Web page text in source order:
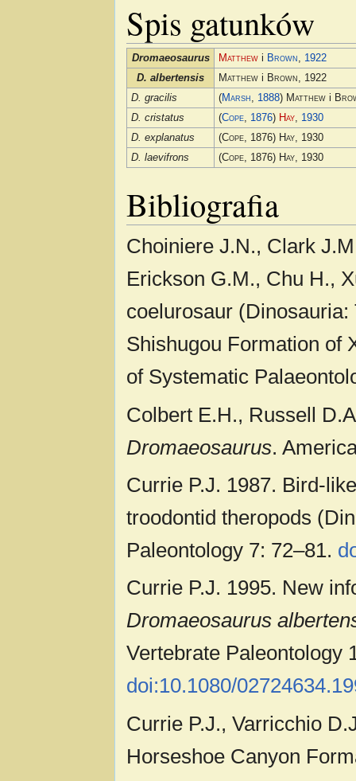
Spis gatunków
Dromaeosaurus Matthew i Brown, 1922
D. albertensis
Matthew i Brown, 1922
D. gracilis
(Marsh, 1888) Matthew i
D. cristatus
(Cope, 1876) Hay, 1930
D. explanatus
(Cope, 1876) Hay, 1930
D. laevifrons
(Cope, 1876) Hay, 1930
Bibliografia
Choiniere J.N., Clark
Erickson G.M., Chu H.,
coelurosaur
Shishugou Formation of
of Systematic
Colbert E.H., Russell
Dromaeosaurus.
Currie P.J. 1987. Bird-
troodontid theropods
Paleontology 7: 72–81.
Currie P.J. 1995. New
Dromaeosaurus
Vertebrate Paleontology
doi:10.1080/
Currie P.J., Varricchio
Horseshoe Canyon